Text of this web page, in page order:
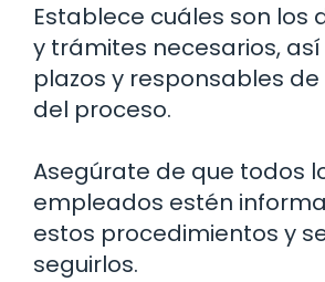
Establece cuáles son los
y trámites necesarios,
plazos y responsables
del proceso.
Asegúrate de que todos
empleados estén
estos procedimientos y
seguirlos.